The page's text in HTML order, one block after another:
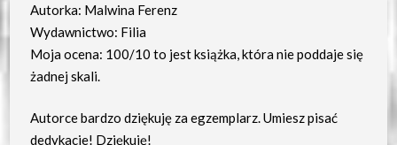
Autorka: Malwina Ferenz
Wydawnictwo: Filia
Moja ocena: 100/10 to jest książka, która nie poddaje się
żadnej skali.
Autorce bardzo dziękuję za egzemplarz. Umiesz pisać
dedykacje! Dziękuję!